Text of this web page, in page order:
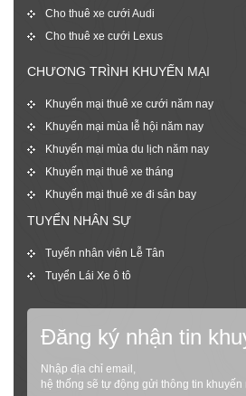
Cho thuê xe cưới Audi
Cho thuê xe cưới Lexus
CHƯƠNG TRÌNH KHUYẾN MẠI
Khuyến mại thuê xe cưới năm nay
Khuyến mại mùa lễ hội năm nay
Khuyến mại mùa du lịch năm nay
Khuyến mại thuê xe tháng
Khuyến mại thuê xe đi sân bay
TUYỂN NHÂN SỰ
Tuyển nhân viên Lễ Tân
Tuyển Lái Xe ô tô
Đăng ký nhận tin
Nhập địa chỉ email,
hệ thống sẽ tự động gửi thông tin khuyến